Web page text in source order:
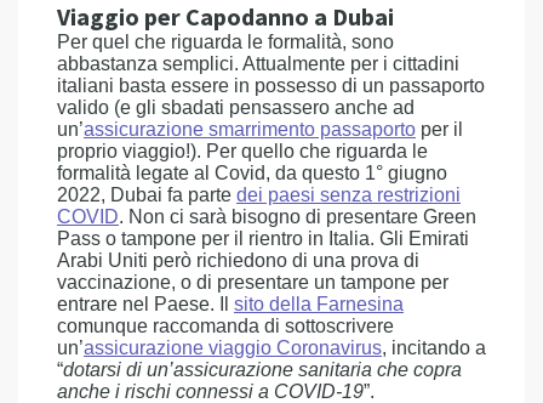
Viaggio per Capodanno a Dubai
Per quel che riguarda le formalità, sono
abbastanza semplici. Attualmente per i cittadini
italiani basta essere in possesso di un passaporto
valido (e gli sbadati pensassero anche ad
un’assicurazione smarrimento passaporto per il
proprio viaggio!). Per quello che riguarda le
formalità legate al Covid, da questo 1° giugno
2022, Dubai fa parte dei paesi senza restrizioni
COVID. Non ci sarà bisogno di presentare Green
Pass o tampone per il rientro in Italia. Gli Emirati
Arabi Uniti però richiedono di una prova di
vaccinazione, o di presentare un tampone per
entrare nel Paese. Il sito della Farnesina
comunque raccomanda di sottoscrivere
un’assicurazione viaggio Coronavirus, incitando a
“dotarsi di un’assicurazione sanitaria che copra
anche i rischi connessi a COVID-19”.